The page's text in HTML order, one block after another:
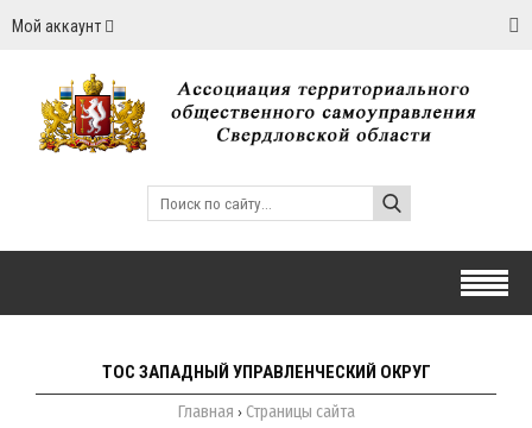
Мой аккаунт
ТОС ЗАПАДНЫЙ УПРАВЛЕНЧЕСКИЙ ОКРУГ
Главная › Страницы сайта